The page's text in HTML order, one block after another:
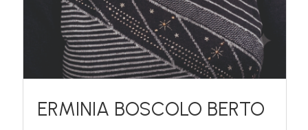
ERMINIA BOSCOLO BERTO